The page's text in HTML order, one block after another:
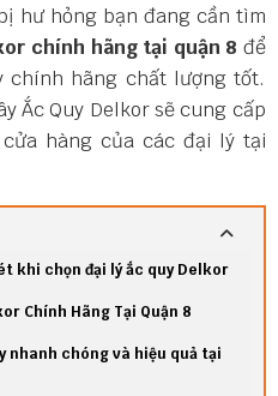
hư hỏng bạn đang cần tìm
chính hãng tại quận 8 để
chính hãng chất lượng tốt.
Ắc Quy Delkor sẽ cung cấp
hàng của các đại lý tại
khi chọn đại lý ắc quy Delkor
Chính Hãng Tại Quận 8
nhanh chóng và hiệu quả tại